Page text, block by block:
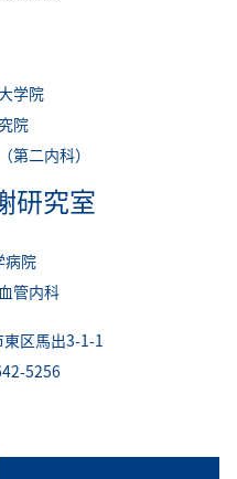
学院
院
第二内科）
研究室
病院
管内科
区馬出3-1-1
5256